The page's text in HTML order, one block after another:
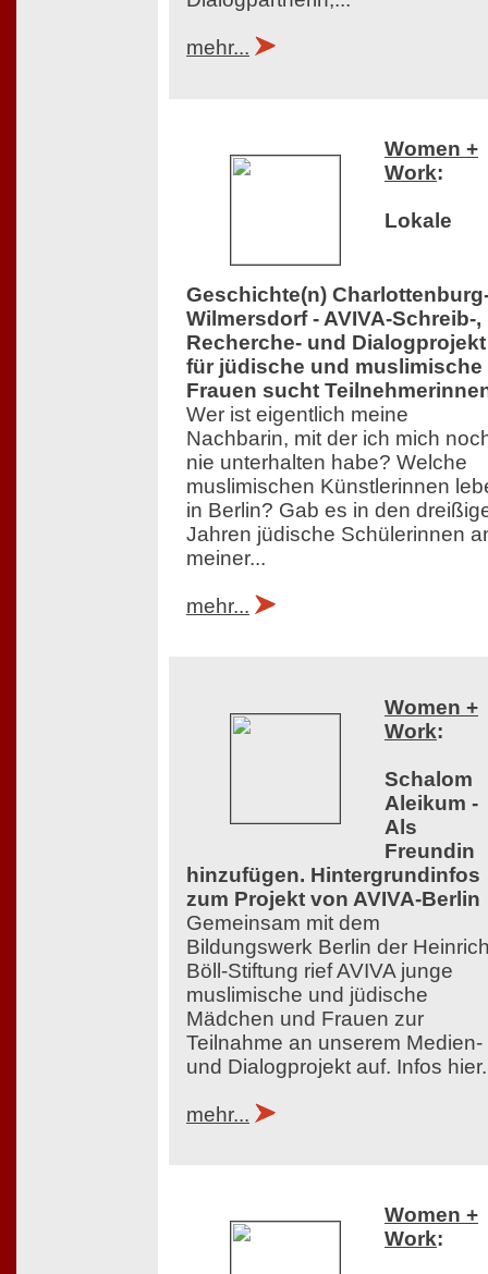
mehr...
Women +
Work:
Lokale
Geschichte(n)
Wilmersdorf - AVIVA-Schreib-,
Recherche- und Dialogprojekt
für jüdische und muslimische
Frauen sucht
Wer ist eigentlich meine
Nachbarin, mit der ich mich
nie unterhalten habe? Welche
muslimischen Künstlerinnen
in Berlin? Gab es in den
Jahren jüdische Schülerinnen
meiner...
mehr...
Women +
Work:
Schalom
Aleikum -
Als
Freundin
hinzufügen. Hintergrundinfos
zum Projekt von AVIVA-Berlin
Gemeinsam mit dem
Bildungswerk Berlin der
Böll-Stiftung rief AVIVA junge
muslimische und jüdische
Mädchen und Frauen zur
Teilnahme an unserem Medien-
und Dialogprojekt auf. Infos
mehr...
Women +
Work: